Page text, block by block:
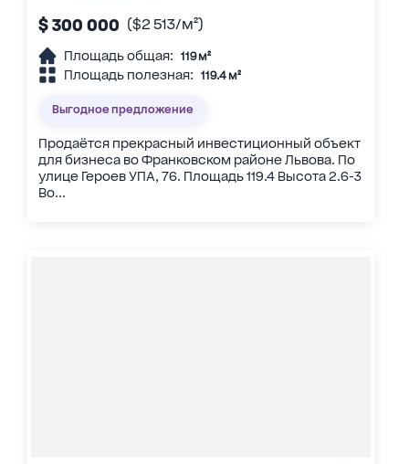
$ 300 000 ($2 513/м²)
Площадь общая: 119 м²
Площадь полезная: 119.4 м²
Выгодное предложение
Продаётся прекрасный инвестиционный объект
для бизнеса во Франковском районе Львова. По
улице Героев УПА, 76. Площадь 119.4 Высота 2.6-3
Во...